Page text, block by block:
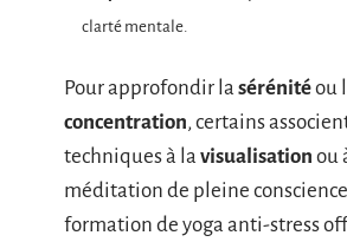
clarté mentale.
Pour approfondir la sérénitéou
concentration, certains
techniques à la visualisation ou
méditation de pleine
formation de yoga anti-stress